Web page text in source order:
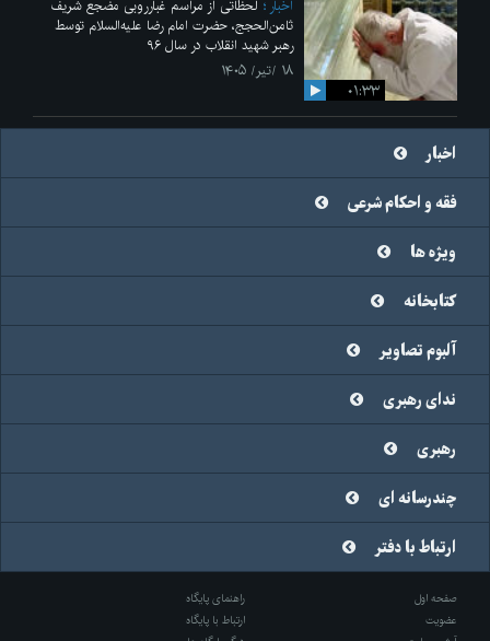
۰۱:۳۳
اخبار
لحظاتی از مراسم غبارروبی مضجع شریف
ثامن‌الحجج، حضرت امام رضا علیه‌السلام توسط
رهبر شهید انقلاب در سال ۹۶
۱۸ /تیر/ ۱۴۰۵
اخبار
فقه و احکام شرعی
ویژه ها
کتابخانه
آلبوم تصاویر
ندای رهبری
رهبری
چندرسانه ای
ارتباط با دفتر
صفحه اول
راهنمای پایگاه
عضویت
ارتباط با پایگاه